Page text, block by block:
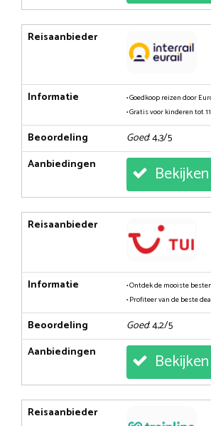
Reisaanbieder
Informatie
• Goedkoop reizen door
• Gratis voor kinderen tot
Beoordeling Goed: 4,3/5
Aanbiedingen
Bekijken
Reisaanbieder
Informatie
• Ontdek de mooiste
• Profiteer van de beste
Beoordeling Goed: 4,2/5
Aanbiedingen
Bekijken
Reisaanbieder